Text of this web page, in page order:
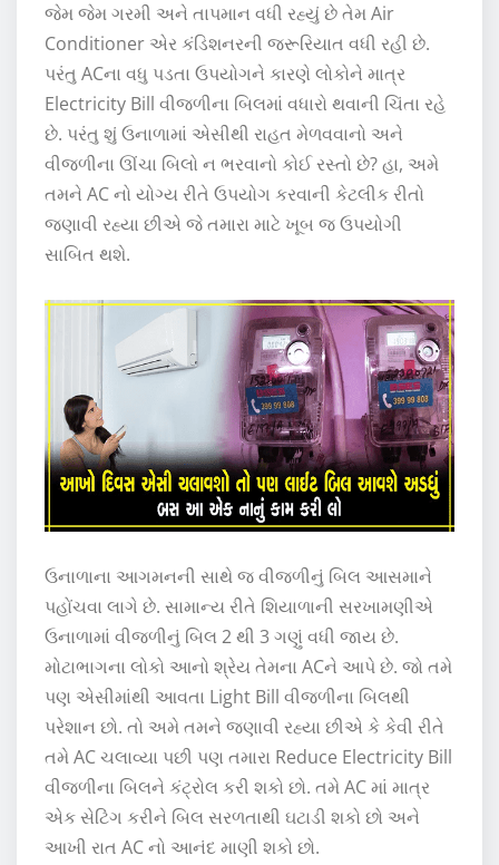
જેમ જેમ ગરમી અને તાપમાન વધી રહ્યું છે તેમ Air
Conditioner એર કંડિશનરની જરૂરિયાત વધી રહી છે.
પરંતુ ACના વધુ પડતા ઉપયોગને કારણે લોકોને માત્ર
Electricity Bill વીજળીના બિલમાં વધારો થવાની ચિંતા રહે
છે. પરંતુ શું ઉનાળામાં એસીથી રાહત મેળવવાનો અને
વીજળીના ઊંચા બિલો ન ભરવાનો કોઈ રસ્તો છે? હા, અમે
તમને AC નો યોગ્ય રીતે ઉપયોગ કરવાની કેટલીક રીતો
જણાવી રહ્યા છીએ જે તમારા માટે ખૂબ જ ઉપયોગી
સાબિત થશે.
ઉનાળાના આગમનની સાથે જ વીજળીનું બિલ આસમાને
પહોંચવા લાગે છે. સામાન્ય રીતે શિયાળાની સરખામણીએ
ઉનાળામાં વીજળીનું બિલ 2 થી 3 ગણું વધી જાય છે.
મોટાભાગના લોકો આનો શ્રેય તેમના ACને આપે છે. જો તમે
પણ એસીમાંથી આવતા Light Bill વીજળીના બિલથી
પરેશાન છો. તો અમે તમને જણાવી રહ્યા છીએ કે કેવી રીતે
તમે AC ચલાવ્યા પછી પણ તમારા Reduce Electricity Bill
વીજળીના બિલને કંટ્રોલ કરી શકો છો. તમે AC માં માત્ર
એક સેટિંગ કરીને બિલ સરળતાથી ઘટાડી શકો છો અને
આખી રાત AC નો આનંદ માણી શકો છો.